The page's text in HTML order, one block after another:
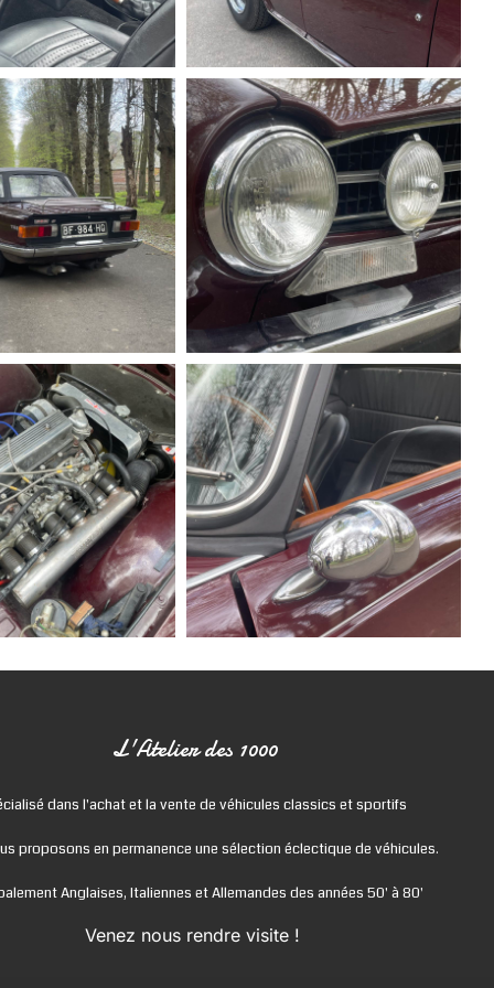
L'Atelier des 1000
dans l'achat et la vente de véhicules classics et sportifs
proposons en permanence une sélection éclectique de véhicules.
Anglaises, Italiennes et Allemandes des années 50' à 80'
Venez nous rendre visite !